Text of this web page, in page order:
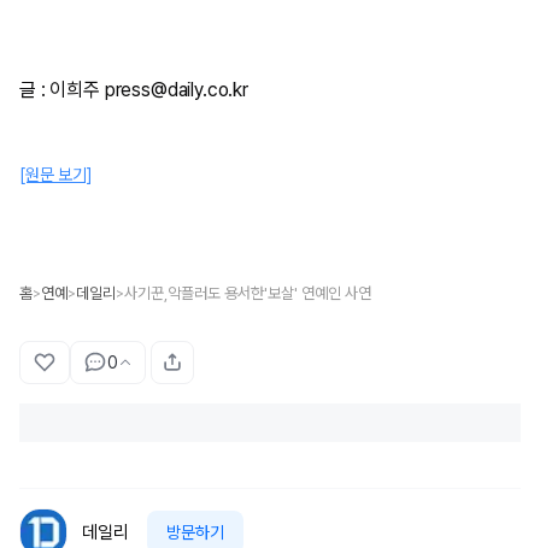
글 : 이희주 press@daily.co.kr
[원문 보기]
홈>연예 >데일리 >사기꾼,악플러도 용서한'보살' 연예인 사연
0
데일리 방문하기